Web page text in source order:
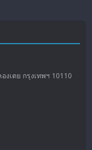
เตย กรุงเทพฯ 10110